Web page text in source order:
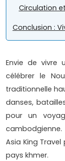
Circulation
Conclusion :
Envie de vivre
célébrer le
traditionnelle
danses,
pour un
Asia King
pays khmer.